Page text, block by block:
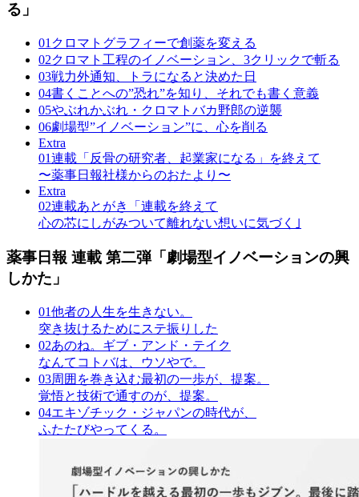
る」
01 クロマトグラフィーで創薬を変える
02クロマト工程のイノベーション、3クリックで斬る
03戦力外通知、トラになると決めた日
04書くことへの”恐れ”を知り、それでも書く意義
05やぶれかぶれ・クロマトバカ野郎の逆襲
06劇場型”イノベーション”に、心を削る
Extra
01連載「反骨の研究者、起業家になる」を終えて
〜薬事日報社様からのおたより〜
Extra
02連載あとがき「連載を終えて
心の芯にしがみついて離れない想いに気づく｣
薬事日報 連載 第二弾「劇場型イノベーションの興
しかた」
01他者の人生を生きない。
突き抜けるためにステ振りした
02あのね。ギブ・アンド・テイク
なんてコトバは、ウソやで。
03周囲を巻き込む最初の一歩が、提案。
覚悟と技術で通すのが、提案。
04エキゾチック・ジャパンの時代が、
ふたたびやってくる。